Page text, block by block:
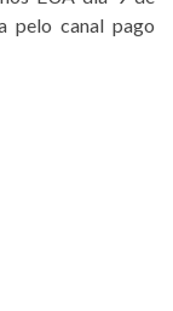
pelo canal pago